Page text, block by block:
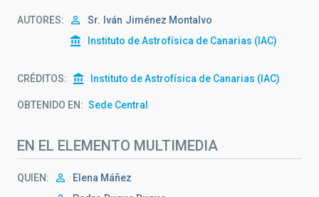
AUTORES Sr. Iván Jiménez Montalvo
Instituto de Astrofísica de Canarias (IAC)
CRÉDITOS Instituto de Astrofísica de Canarias (IAC)
OBTENIDO EN Sede Central
EN EL ELEMENTO MULTIMEDIA
QUIEN
Elena Máñez